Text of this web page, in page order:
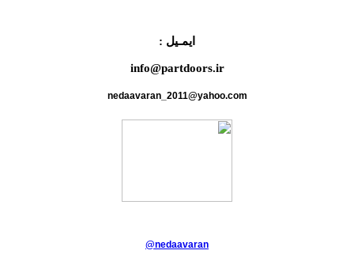
ایمـیل :
info@partdoors.ir
nedaavaran_2011@yahoo.com
@nedaavaran